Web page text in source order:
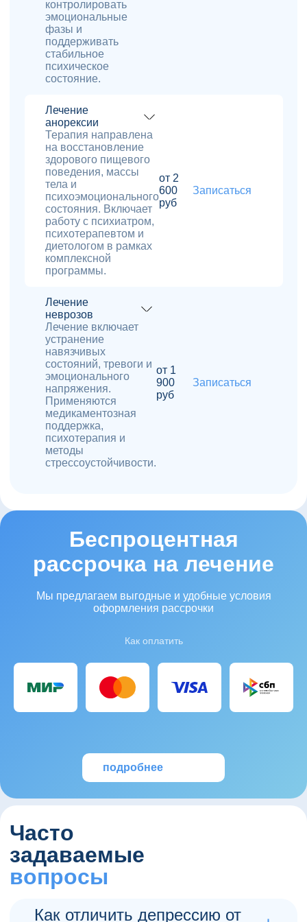
контролировать
эмоциональные
фазы и
поддерживать
стабильное
психическое
состояние.
Лечение
анорексии
Терапия направлена
на восстановление
здорового пищевого
поведения, массы
тела и
психоэмоционального
состояния. Включает
работу с психиатром,
психотерапевтом и
диетологом в рамках
комплексной
программы.
от 2
600
руб
Записаться
Лечение
неврозов
Лечение включает
устранение
навязчивых
состояний, тревоги и
эмоционального
напряжения.
Применяются
медикаментозная
поддержка,
психотерапия и
методы
стрессоустойчивости.
от 1
900
руб
Записаться
Беспроцентная
рассрочка на лечение
Мы предлагаем выгодные и удобные условия
оформления рассрочки
Как оплатить
подробнее
Часто
задаваемые
вопросы
Как отличить депрессию от